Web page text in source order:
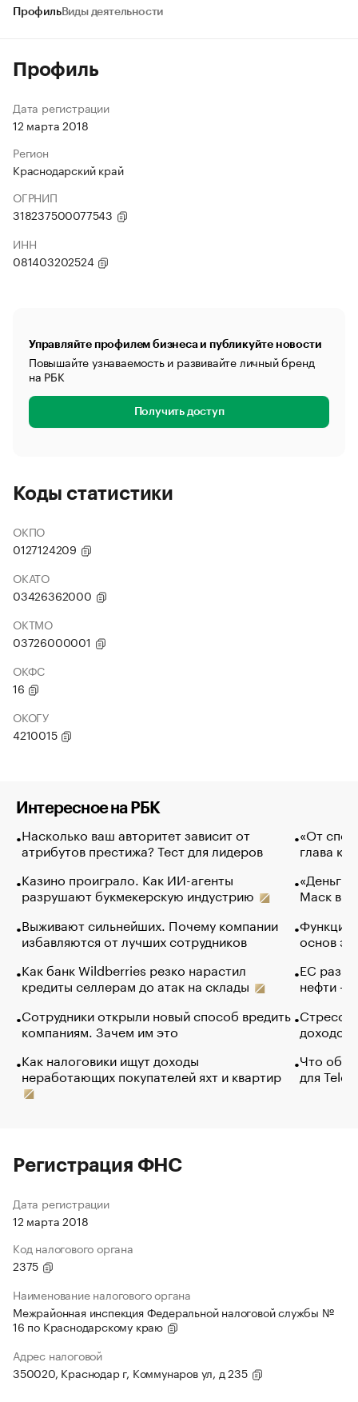
ПрофильВиды деятельности
Профиль
Дата регистрации
12 марта 2018
Регион
Краснодарский край
ОГРНИП
318237500077543
ИНН
081403202524
Управляйте профилем бизнеса и публикуйте новости
Повышайте узнаваемость и развивайте личный бренд
на РБК
Получить доступ
Коды статистики
ОКПО
0127124209
ОКАТО
03426362000
ОКТМО
03726000001
ОКФС
16
ОКОГУ
4210015
Интересное на РБК
Насколько ваш авторитет зависит от
атрибутов престижа? Тест для лидеров
Казино проиграло. Как ИИ-агенты
разрушают букмекерскую индустрию
Выживают сильнейших. Почему компании
избавляются от лучших сотрудников
Как банк Wildberries резко нарастил
кредиты селлерам до атак на склады
Сотрудники открыли новый способ вредить
компаниям. Зачем им это
Как налоговики ищут доходы
неработающих покупателей яхт и квартир
«От
глава
«Деньги
Маск в
Функции
основ
ЕС
нефти —
Стресс
доходов
Что
для
Регистрация ФНС
Дата регистрации
12 марта 2018
Код налогового органа
2375
Наименование налогового органа
Межрайонная инспекция Федеральной налоговой службы №
16 по Краснодарскому краю
Адрес налоговой
350020, Краснодар г, Коммунаров ул, д 235